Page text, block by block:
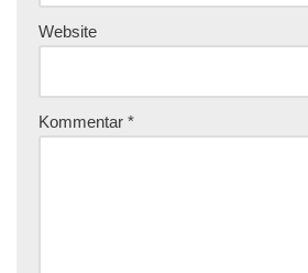
Website
Kommentar *